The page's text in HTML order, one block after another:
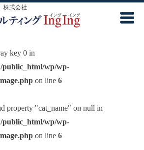
株式会社
key 0 in
public_html/wp/wp-
on line 6
property "cat_name" on null in
public_html/wp/wp-
on line 6